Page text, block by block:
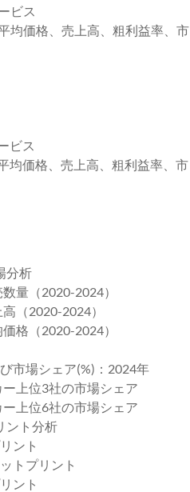
ビス
均価格、売上高、粗利益率、市
ビス
均価格、売上高、粗利益率、市
分析
量（2020-2024）
（2020-2024）
格（2020-2024）
市場シェア(%)：2024年
上位3社の市場シェア
上位6社の市場シェア
ント分析
ント
トプリント
ント